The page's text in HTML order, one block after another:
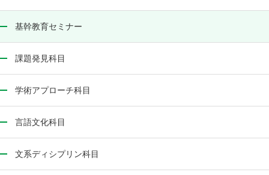
基幹教育セミナー
課題発見科目
学術アプローチ科目
言語文化科目
文系ディシプリン科目